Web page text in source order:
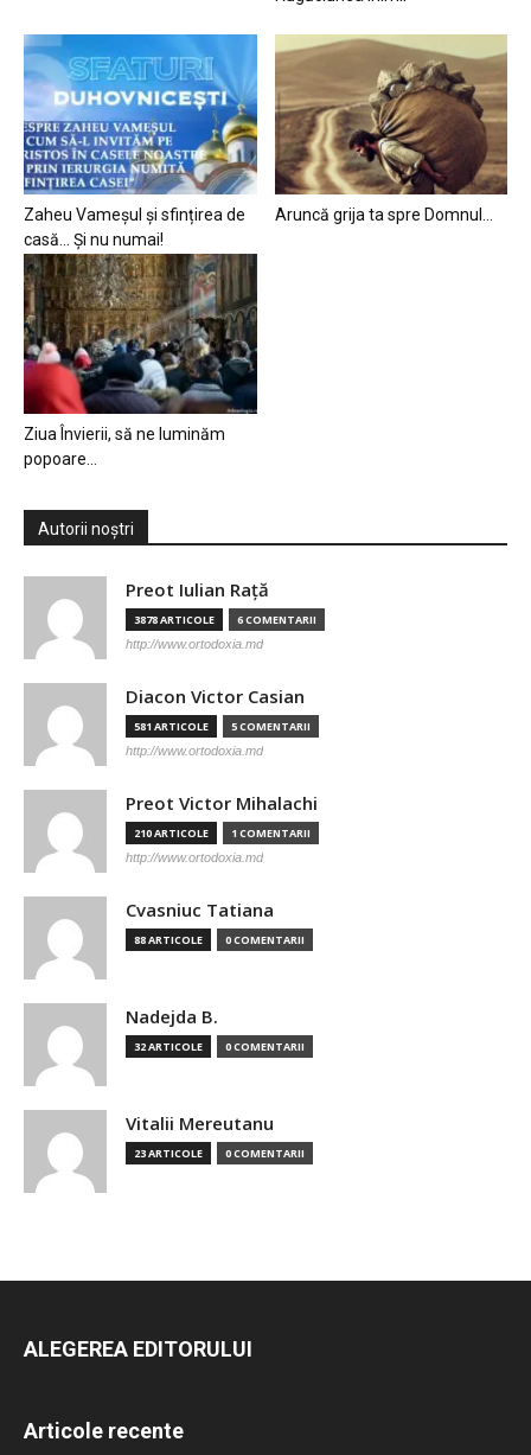
Zaheu Vameșul și sfințirea de
casă… Și nu numai!
Aruncă grija ta spre Domnul…
Ziua Învierii, să ne luminăm
popoare…
Autorii noștri
Preot Iulian Raţă
3878 ARTICOLE 6 COMENTARII
http://www.ortodoxia.md
Diacon Victor Casian
581 ARTICOLE 5 COMENTARII
http://www.ortodoxia.md
Preot Victor Mihalachi
210 ARTICOLE 1 COMENTARII
http://www.ortodoxia.md
Cvasniuc Tatiana
88 ARTICOLE 0 COMENTARII
Nadejda B.
32 ARTICOLE 0 COMENTARII
Vitalii Mereutanu
23 ARTICOLE 0 COMENTARII
ALEGEREA EDITORULUI
Articole recente